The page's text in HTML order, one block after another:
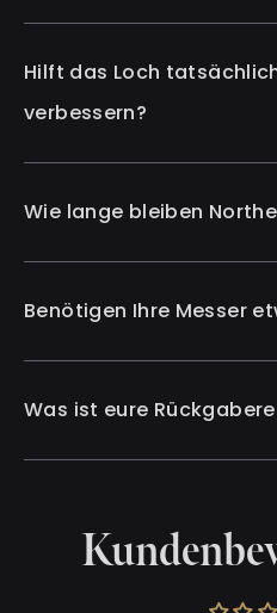
Hilft das Loch
verbessern?
Wie lange bleiben
Benötigen Ihre Messer
Was ist eure